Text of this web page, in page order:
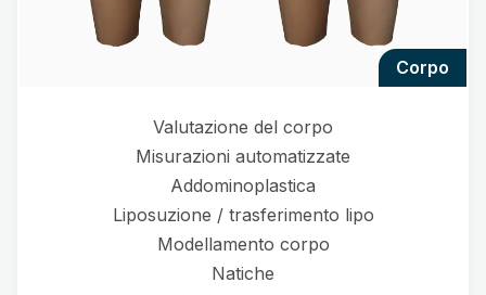
corpo
Valutazione del corpo
Misurazioni automatizzate
Addominoplastica
Liposuzione / trasferimento lipo
Modellamento corpo
Natiche